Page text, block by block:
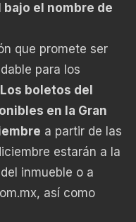
el nombre de
que promete ser
para los
Los boletos del
en la Gran
a partir de las
estarán a la
inmueble o a
, así como